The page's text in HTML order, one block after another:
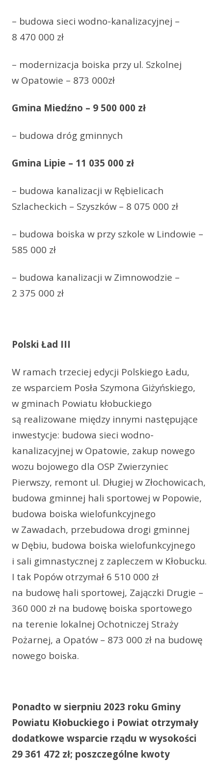
– budowa sieci wodno-kanalizacyjnej –
8 470 000 zł
– modernizacja boiska przy ul. Szkolnej
w Opatowie – 873 000zł
Gmina Miedźno – 9 500 000 zł
– budowa dróg gminnych
Gmina Lipie – 11 035 000 zł
– budowa kanalizacji w Rębielicach
Szlacheckich – Szyszków – 8 075 000 zł
– budowa boiska w przy szkole w Lindowie –
585 000 zł
– budowa kanalizacji w Zimnowodzie –
2 375 000 zł
Polski Ład III
W ramach trzeciej edycji Polskiego Ładu,
ze wsparciem Posła Szymona Giżyńskiego,
w gminach Powiatu kłobuckiego
są realizowane między innymi następujące
inwestycje: budowa sieci wodno-
kanalizacyjnej w Opatowie, zakup nowego
wozu bojowego dla OSP Zwierzyniec
Pierwszy, remont ul. Długiej w Złochowicach,
budowa gminnej hali sportowej w Popowie,
budowa boiska wielofunkcyjnego
w Zawadach, przebudowa drogi gminnej
w Dębiu, budowa boiska wielofunkcyjnego
i sali gimnastycznej z zapleczem w Kłobucku.
I tak Popów otrzymał 6 510 000 zł
na budowę hali sportowej, Zajączki Drugie –
360 000 zł na budowę boiska sportowego
na terenie lokalnej Ochotniczej Straży
Pożarnej, a Opatów – 873 000 zł na budowę
nowego boiska.
Ponadto w sierpniu 2023 roku Gminy
Powiatu Kłobuckiego i Powiat otrzymały
dodatkowe wsparcie rządu w wysokości
29 361 472 zł; poszczególne kwoty